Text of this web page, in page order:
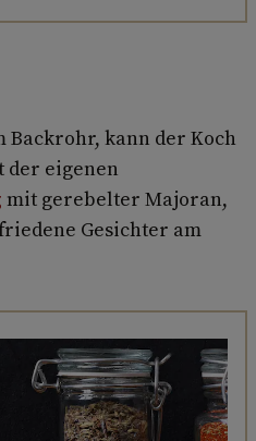
kann der Koch
der eigenen
mit gerebelter Majoran,
Gesichter am